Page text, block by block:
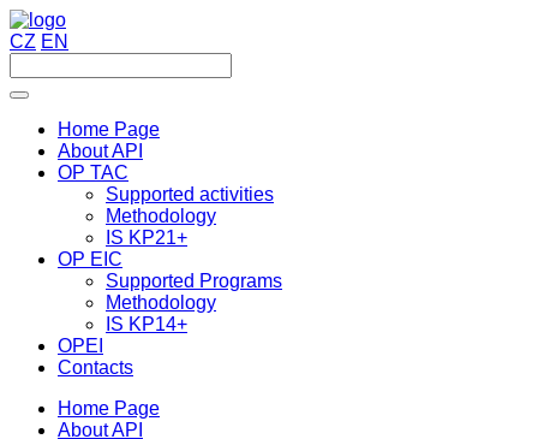
CZ EN
Home Page
About API
OP TAC
Supported activities
Methodology
IS KP21+
OP EIC
Supported Programs
Methodology
IS KP14+
OPEI
Contacts
Home Page
About API